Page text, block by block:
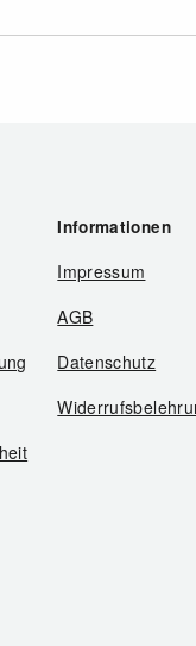
Informationen
Impressum
AGB
Datenschutz